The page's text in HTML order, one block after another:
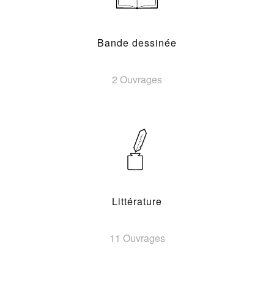
Bande dessinée
2 Ouvrages
Littérature
11 Ouvrages